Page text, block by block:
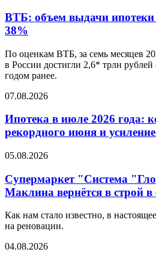
ВТБ: объем выдачи ипотеки
38%
По оценкам ВТБ, за семь месяцев
в России достигли 2,6* трлн
годом ранее.
07.08.2026
Ипотека в июле 2026 года:
рекордного июня и
05.08.2026
Супермаркет "Система
Маклина вернётся в строй в
Как нам стало известно, в
на реновации.
04.08.2026